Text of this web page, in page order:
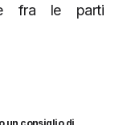
fra le parti